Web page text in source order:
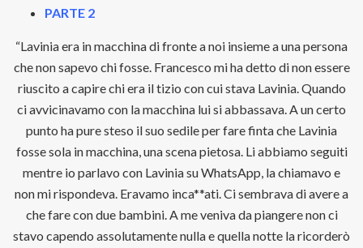
PARTE 2
“Lavinia era in macchina di fronte a noi insieme a una persona
che non sapevo chi fosse. Francesco mi ha detto di non essere
riuscito a capire chi era il tizio con cui stava Lavinia. Quando
ci avvicinavamo con la macchina lui si abbassava. A un certo
punto ha pure steso il suo sedile per fare finta che Lavinia
fosse sola in macchina, una scena pietosa. Li abbiamo seguiti
mentre io parlavo con Lavinia su WhatsApp, la chiamavo e
non mi rispondeva. Eravamo inca**ati. Ci sembrava di avere a
che fare con due bambini. A me veniva da piangere non ci
stavo capendo assolutamente nulla e quella notte la ricorderò